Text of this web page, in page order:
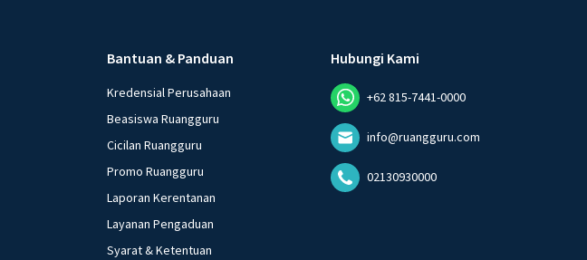
Bantuan & Panduan
Kredensial Perusahaan
Beasiswa Ruangguru
Cicilan Ruangguru
Promo Ruangguru
Laporan Kerentanan
Layanan Pengaduan
Syarat & Ketentuan
Hubungi Kami
+62 815-7441-0000
info@ruangguru.com
02130930000